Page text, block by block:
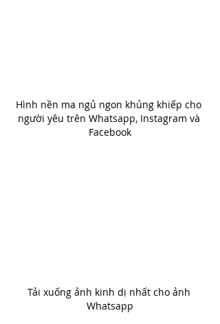
Hình nền ma ngủ ngon khủng khiếp cho
người yêu trên Whatsapp, Instagram và
Facebook
Tải xuống ảnh kinh dị nhất cho ảnh
Whatsapp